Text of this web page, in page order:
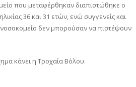
που μεταφέρθηκαν διαπιστώθηκε ο
36 και 31 ετών, ενώ συγγενείς και
νοσοκομείο δεν μπορούσαν να πιστέψουν
κάνει η Τροχαία Βόλου.